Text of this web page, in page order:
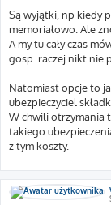
Są wyjątki, np kiedy
memoriałowo. Ale
A my tu cały czas
gosp. raczej nikt nie
Natomiast opcje to
ubezpieczyciel
W chwili otrzymania
takiego
z tym koszty.